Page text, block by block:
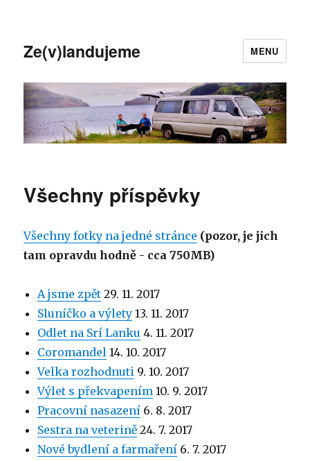
Ze(v)landujeme MENU
Všechny příspěvky
Všechny fotky na jedné stránce (pozor, je jich
tam opravdu hodně - cca 750MB)
A jsme zpět 29. 11. 2017
Sluníčko a výlety 13. 11. 2017
Odlet na Srí Lanku 4. 11. 2017
Coromandel 14. 10. 2017
Velka rozhodnuti 9. 10. 2017
Výlet s překvapením 10. 9. 2017
Pracovní nasazení 6. 8. 2017
Sestra na veterině 24. 7. 2017
Nové bydlení a farmaření 6. 7. 2017